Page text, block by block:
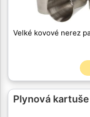
Velké kovové nerez
Plynová